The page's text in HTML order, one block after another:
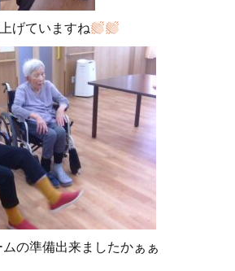
上げていますね
の準備出来ましたかぁぁ